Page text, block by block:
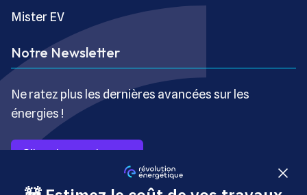
Mister EV
Notre Newsletter
Ne ratez plus les dernières avancées sur les
énergies !
S’inscrire gratuitement